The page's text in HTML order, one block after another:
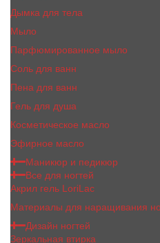
Дымка для тела
Мыло
Парфюмированное мыло
Соль для ванн
Пена для ванн
Гель для душа
Косметическое масло
Эфирное масло
Маникюр и педикюр
Все для ногтей
Акрил гель LoriLac
Материалы для наращивания
Дизайн ногтей
Зеркальная втирка